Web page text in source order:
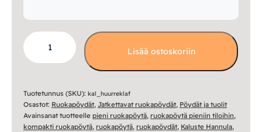
Huurre
klaffipöytä
68+32
cm
määrä
Lisää ostoskoriin
Tuotetunnus (SKU): kal_huurreklaf
Osastot: Ruokapöydät, Jatkettavat ruokapöydät, Pöydät ja tuolit
Avainsanat tuotteelle pieni ruokapöytä, ruokapöytä pieniin tiloihin,
kompakti ruokapöytä, ruokapöytä, ruokapöydät, Kaluste Hannula,